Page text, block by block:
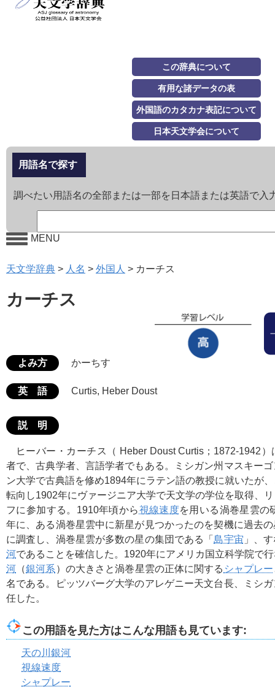
この辞典について
有用な諸データの表
外国語のカタカナ表記について
日本天文学会について
用語名で探す
調べたい用語名の全部または一部を日本語または英語で入
MENU
天文学辞典 > 人名 > 外国人 > カーチス
カーチス
よみ方 かーちす
英 語 Curtis, Heber Doust
説 明
ヒーバー・カーチス（ Heber Doust Curtis；1872-1942
者で、古典学者、言語学者でもある。ミシガン州マスキー
ン大学で古典語を修め1894年にラテン語の教授に就いたが
転向し1902年にヴァージニア大学で天文学の学位を取得、
フに参加する。1910年頃から視線速度を用いる渦巻星雲の
年に、ある渦巻星雲中に新星が見つかったのを契機に過去
に調査し、渦巻星雲が多数の星の集団である「島宇宙 」、
河であることを確信した。1920年にアメリカ国立科学院で
河 （銀河系 ）の大きさと渦巻星雲の正体に関する シャプレー
名である。ピッツバーグ大学のアレゲニー天文台長、ミシ
任した。
この用語を見た方はこんな用語も見ています:
天の川銀河
視線速度
シャプレー